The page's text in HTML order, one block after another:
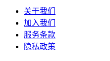
关于我们
加入我们
服务条款
隐私政策